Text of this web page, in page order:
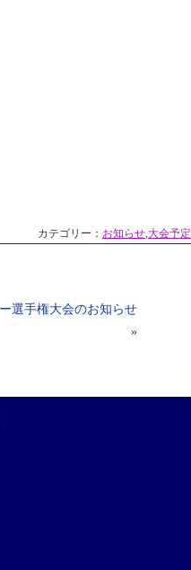
カテゴリー： お知らせ,大会予定
選手権大会のお知らせ
»